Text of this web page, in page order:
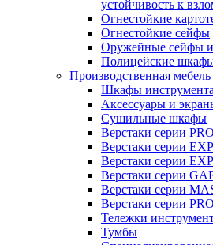
устойчивость к
Огнестойкие
Огнестойкие сейфы
Оружейные сейфы
Полицейские
Производственная мебель
Шкафы
Аксессуары и
Cушильные шкафы
Верстаки серии
Верстаки серии
Верстаки серии
Верстаки серии
Верстаки серии
Верстаки серии
Тележки
Тумбы